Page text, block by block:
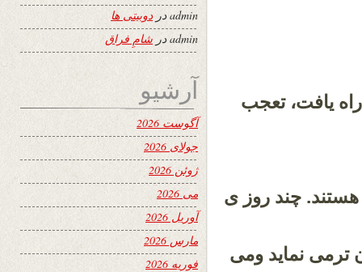
یافت، تعجب
چند روز ی
ترمی نماید ومی
adminدردوبیتی ها
admin در شامِ فراق
آرشیو
آگوست 2026
جولای 2026
ژوئن 2026
می 2026
آوریل 2026
مارس 2026
فوریه 2026